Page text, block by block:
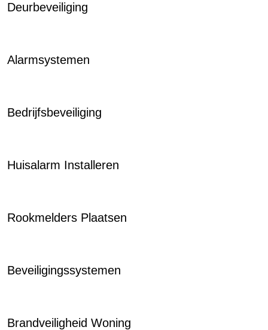
Deurbeveiliging
Alarmsystemen
Bedrijfsbeveiliging
Huisalarm Installeren
Rookmelders Plaatsen
Beveiligingssystemen
Brandveiligheid Woning